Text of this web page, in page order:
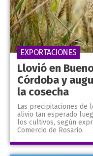
Llovió en
Córdoba y
la cosecha
Las precipitaciones de
alivio tan esperado
los cultivos, según
Comercio de Rosario.
EXPORTACIONES